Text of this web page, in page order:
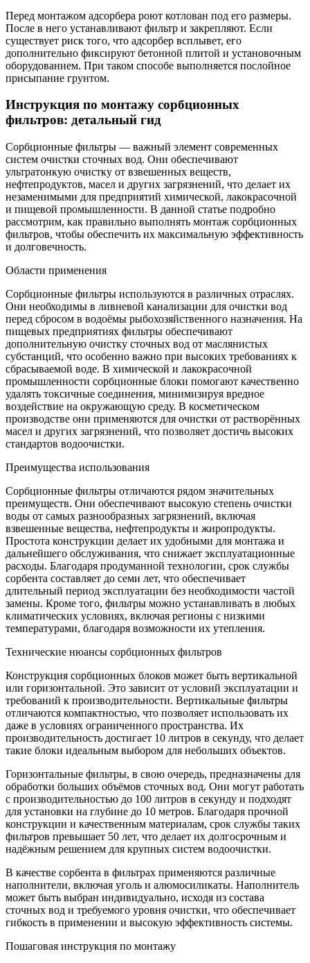
Перед монтажом адсорбера роют котлован под его размеры.
После в него устанавливают фильтр и закрепляют. Если
существует риск того, что адсорбер всплывет, его
дополнительно фиксируют бетонной плитой и установочным
оборудованием. При таком способе выполняется послойное
присыпание грунтом.
Инструкция по монтажу сорбционных
фильтров: детальный гид
Сорбционные фильтры — важный элемент современных
систем очистки сточных вод. Они обеспечивают
ультратонкую очистку от взвешенных веществ,
нефтепродуктов, масел и других загрязнений, что делает их
незаменимыми для предприятий химической, лакокрасочной
и пищевой промышленности. В данной статье подробно
рассмотрим, как правильно выполнять монтаж сорбционных
фильтров, чтобы обеспечить их максимальную эффективность
и долговечность.
Области применения
Сорбционные фильтры используются в различных отраслях.
Они необходимы в ливневой канализации для очистки вод
перед сбросом в водоёмы рыбохозяйственного назначения. На
пищевых предприятиях фильтры обеспечивают
дополнительную очистку сточных вод от маслянистых
субстанций, что особенно важно при высоких требованиях к
сбрасываемой воде. В химической и лакокрасочной
промышленности сорбционные блоки помогают качественно
удалять токсичные соединения, минимизируя вредное
воздействие на окружающую среду. В косметическом
производстве они применяются для очистки от растворённых
масел и других загрязнений, что позволяет достичь высоких
стандартов водоочистки.
Преимущества использования
Сорбционные фильтры отличаются рядом значительных
преимуществ. Они обеспечивают высокую степень очистки
воды от самых разнообразных загрязнений, включая
взвешенные вещества, нефтепродукты и жиропродукты.
Простота конструкции делает их удобными для монтажа и
дальнейшего обслуживания, что снижает эксплуатационные
расходы. Благодаря продуманной технологии, срок службы
сорбента составляет до семи лет, что обеспечивает
длительный период эксплуатации без необходимости частой
замены. Кроме того, фильтры можно устанавливать в любых
климатических условиях, включая регионы с низкими
температурами, благодаря возможности их утепления.
Технические нюансы сорбционных фильтров
Конструкция сорбционных блоков может быть вертикальной
или горизонтальной. Это зависит от условий эксплуатации и
требований к производительности. Вертикальные фильтры
отличаются компактностью, что позволяет использовать их
даже в условиях ограниченного пространства. Их
производительность достигает 10 литров в секунду, что делает
такие блоки идеальным выбором для небольших объектов.
Горизонтальные фильтры, в свою очередь, предназначены для
обработки больших объёмов сточных вод. Они могут работать
с производительностью до 100 литров в секунду и подходят
для установки на глубине до 10 метров. Благодаря прочной
конструкции и качественным материалам, срок службы таких
фильтров превышает 50 лет, что делает их долгосрочным и
надёжным решением для крупных систем водоочистки.
В качестве сорбента в фильтрах применяются различные
наполнители, включая уголь и алюмосиликаты. Наполнитель
может быть выбран индивидуально, исходя из состава
сточных вод и требуемого уровня очистки, что обеспечивает
гибкость в применении и высокую эффективность системы.
Пошаговая инструкция по монтажу